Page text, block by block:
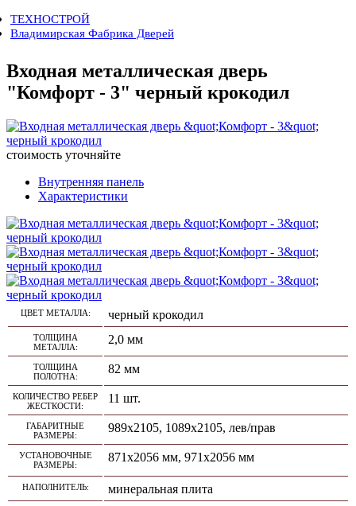
линия 700
линия 500
линия 300 шпон
линия 200 CPL
ТЕХНОСТРОЙ
Владимирская Фабрика Дверей
Входная металлическая дверь
"Комфорт - 3" черный крокодил
стоимость уточняйте
Внутренняя панель
Характеристики
ЦВЕТ МЕТАЛЛА: черный крокодил
ТОЛЩИНА
МЕТАЛЛА:
2,0 мм
ТОЛЩИНА
ПОЛОТНА:
82 мм
КОЛИЧЕСТВО РЕБЕР
ЖЕСТКОСТИ:
11 шт.
ГАБАРИТНЫЕ
РАЗМЕРЫ:
989х2105, 1089х2105, лев/прав
УСТАНОВОЧНЫЕ
РАЗМЕРЫ:
871х2056 мм, 971х2056 мм
НАПОЛНИТЕЛЬ: минеральная плита